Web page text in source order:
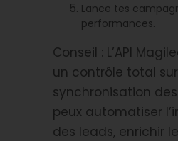
Lance tes
performances.
Conseil : L’API
un contrôle total
synchronisation
peux automatiser
des leads, enrichir